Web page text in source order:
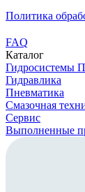
Политика
FAQ
Каталог
Гидравлика
Пневматика
Смазочная
Сервис
Выполненные